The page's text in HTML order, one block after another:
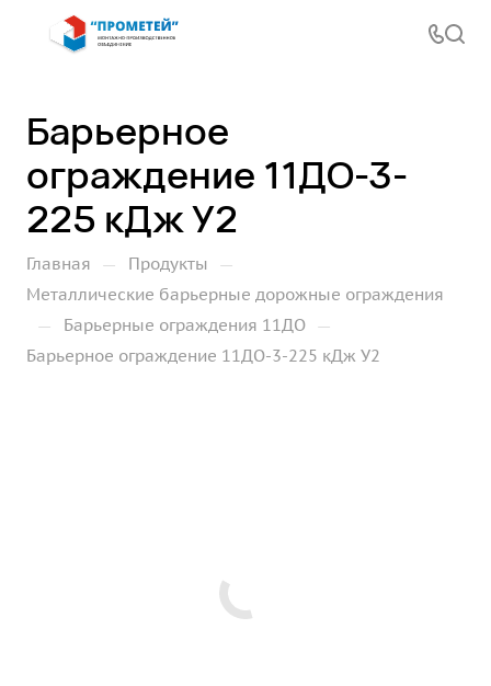
Барьерное
ограждение 11ДО-3-
225 кДж У2
Главная — Продукты —
Металлические барьерные дорожные ограждения
— Барьерные ограждения 11ДО —
Барьерное ограждение 11ДО-3-225 кДж У2